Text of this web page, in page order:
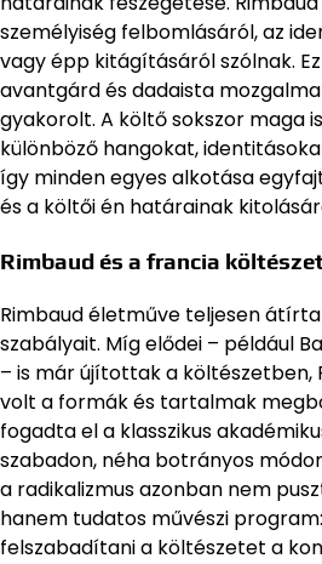
személyiség felbomlásáról, az
vagy épp kitágításáról szólnak.
avantgárd és dadaista
gyakorolt. A költő sokszor maga
különböző hangokat,
így minden egyes alkotása
és a költői én határainak
Rimbaud és a francia
Rimbaud életműve teljesen
szabályait. Míg elődei – például
– is már újítottak a
volt a formák és tartalmak
fogadta el a klasszikus
szabadon, néha botrányos
a radikalizmus azonban nem
hanem tudatos művészi
felszabadítani a költészetet a